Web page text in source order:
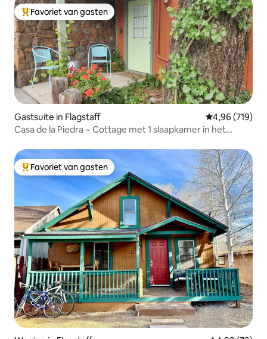
Topfavoriet van gasten
Favoriet van gasten
Gastsuite in Flagstaff Gemiddelde
4,96 (719)
Casa de la Piedra ~ Cottage met 1 slaapkamer in het
Topfavoriet van gasten
Favoriet van gasten